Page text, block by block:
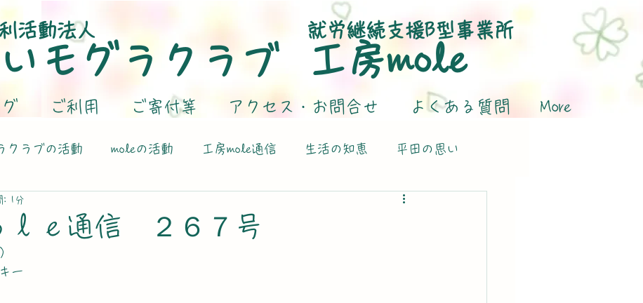
活動法人
モグラクラブ
ご利用 ご寄付等 アクセス・お問合せ よくある質問 More
就労継続支援B型事業所
​工房mole
クラブの活動 moleの活動 工房mole通信 生活の知恵 平田の思い
ｌｅ通信 ２６７号
: 1分
ー